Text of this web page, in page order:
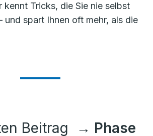
kennt Tricks, die Sie nie selbst
und spart Ihnen oft mehr, als die
Beitrag → Phase